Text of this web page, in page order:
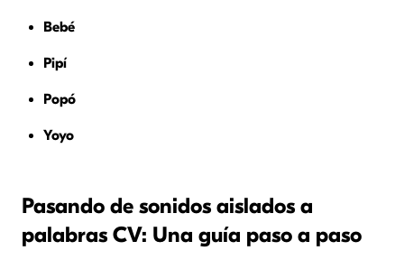
Bebé
Pipí
Popó
Yoyo
Pasando de sonidos aislados a
palabras CV: Una guía paso a paso